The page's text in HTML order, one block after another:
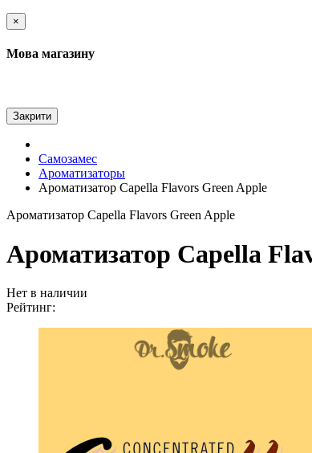
×
Мова магазину
Закрити
Самозамес
Ароматизаторы
Ароматизатор Capella Flavors Green Apple
Ароматизатор Capella Flavors Green Apple
Ароматизатор Capella
Нет в наличии
Рейтинг: